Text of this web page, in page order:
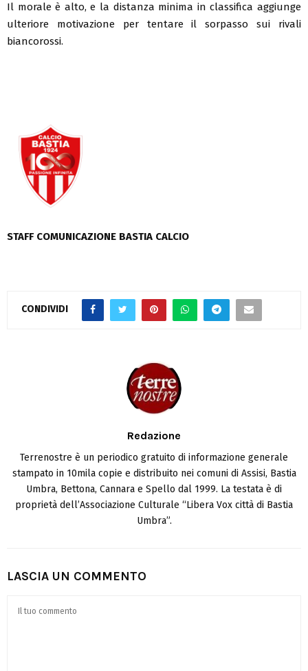
Il morale è alto, e la distanza minima in classifica aggiunge
ulteriore motivazione per tentare il sorpasso sui rivali
biancorossi.
STAFF COMUNICAZIONE BASTIA CALCIO
CONDIVIDI
Redazione
Terrenostre è un periodico gratuito di informazione generale
stampato in 10mila copie e distribuito nei comuni di Assisi, Bastia
Umbra, Bettona, Cannara e Spello dal 1999. La testata è di
proprietà dell’Associazione Culturale “Libera Vox città di Bastia
Umbra”.
LASCIA UN COMMENTO